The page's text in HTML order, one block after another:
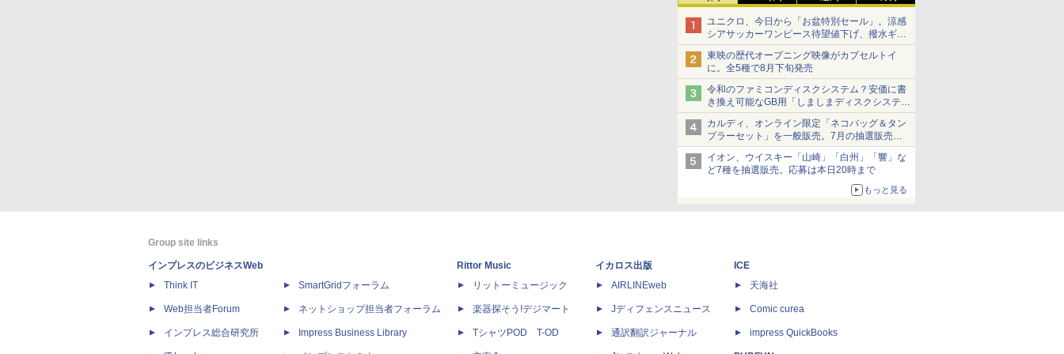
ユニクロ、今日から「お盆特別セール」。涼感
シアサッカーワンピース待望値下げ、撥水ギア
ショーツは1990円に
東映の歴代オープニング映像がカプセルトイ
に。全5種で8月下旬発売
令和のファミコンディスクシステム？安価に書
き換え可能なGB用「しましまディスクシステ
ム」
カルディ、オンライン限定「ネコバッグ＆タン
ブラーセット」を一般販売。7月の抽選販売の
当選無効分
イオン、ウイスキー「山崎」「白州」「響」な
ど7種を抽選販売。応募は本日20時まで
もっと見る
Group site links
インプレスのビジネスWeb
Think IT
Web担当者Forum
インプレス総合研究所
SmartGridフォーラム
ネットショップ担当者フォーラム
Impress Business Library
Rittor Music
リットーミュージック
楽器探そう!デジマート
TシャツPOD T-OD
イカロス出版
AIRLINEweb
Jディフェンスニュース
通訳翻訳ジャーナル
ICE
天海社
Comic curea
impress QuickBooks